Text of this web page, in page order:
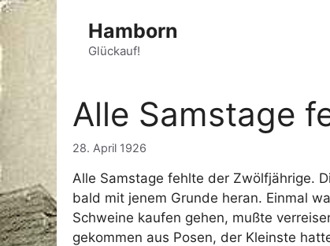
Zum
Inhalt
springen
Hamborn
Glückauf!
Alle Samstage
28. April 1926
Alle Samstage fehlte der Zwölfjährige.
bald mit jenem Grunde heran. Einmal
Schweine kaufen gehen, mußte
gekommen aus Posen, der Kleinste